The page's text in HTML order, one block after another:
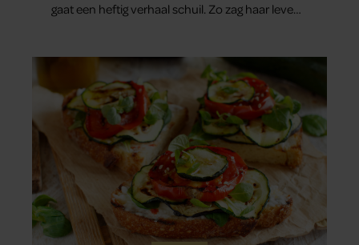
gaat een heftig verhaal schuil. Zo zag haar leven